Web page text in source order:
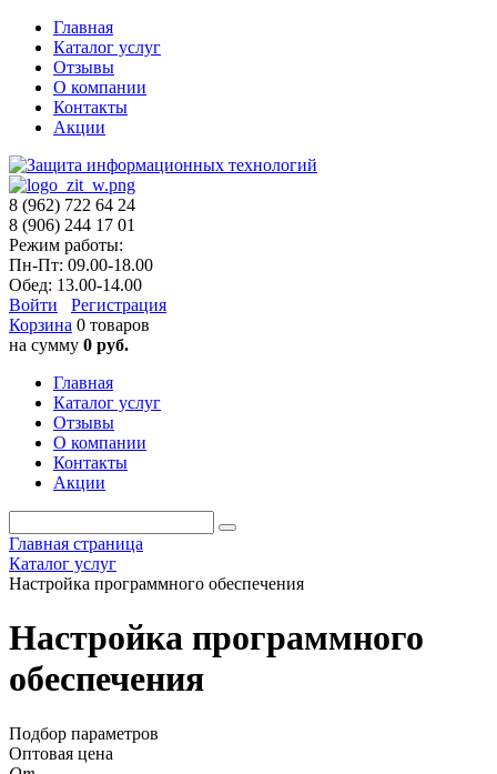
Главная
Каталог услуг
Отзывы
О компании
Контакты
Акции
8 (962) 722 64 24
8 (906) 244 17 01
Режим работы:
Пн-Пт: 09.00-18.00
Обед: 13.00-14.00
Войти
Регистрация
Корзина 0 товаров
на сумму 0 руб.
Главная
Каталог услуг
Отзывы
О компании
Контакты
Акции
Главная страница
Каталог услуг
Настройка программного обеспечения
Настройка программного
обеспечения
Подбор параметров
Оптовая цена